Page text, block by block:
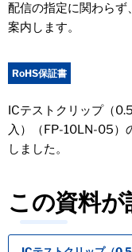
配信の指定に関わら
案内します。
RoHS保証書
ICテストクリップ（
入）（FP-10LN-05）
しました。
この資料